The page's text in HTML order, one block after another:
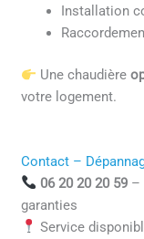
Installation
Une chaudière
votre logement.
Contact –
06 20 20 20 59–
garanties
Service